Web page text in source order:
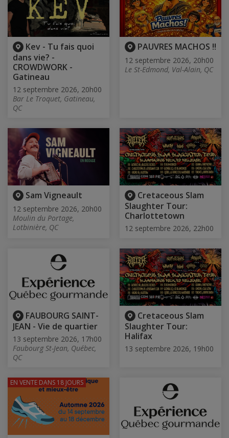
Kev - Tu fais quoi
dans vie? -
CROWDWORK -
Gatineau
12 septembre 2026, 20h00
Bar Le Troquet, Gatineau,
QC
PAUVRES MACHOS !!
12 septembre 2026, 20h00
Le St-Edmond, Val-Alain, QC
Sam Vigneault
12 septembre 2026, 20h00
Moulin du Portage,
Lotbinière, QC
Cretaceous Slam
Slaughter Tour:
Charlottetown
12 septembre 2026, 22h00
FAUBOURG SAINT-
JEAN - Vie de quartier
13 septembre 2026, 17h00
Faubourg St-Jean, Québec,
QC
Cretaceous Slam
Slaughter Tour:
Halifax
13 septembre 2026, 19h00
EN VENTE DANS 18 JOURS